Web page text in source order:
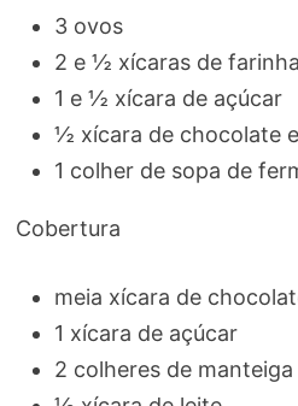
3 ovos
2 e ½ xícaras de
1 e ½ xícara de açúcar
½ xícara de chocolate
1 colher de sopa de
Cobertura
meia xícara de
1 xícara de açúcar
2 colheres de manteiga